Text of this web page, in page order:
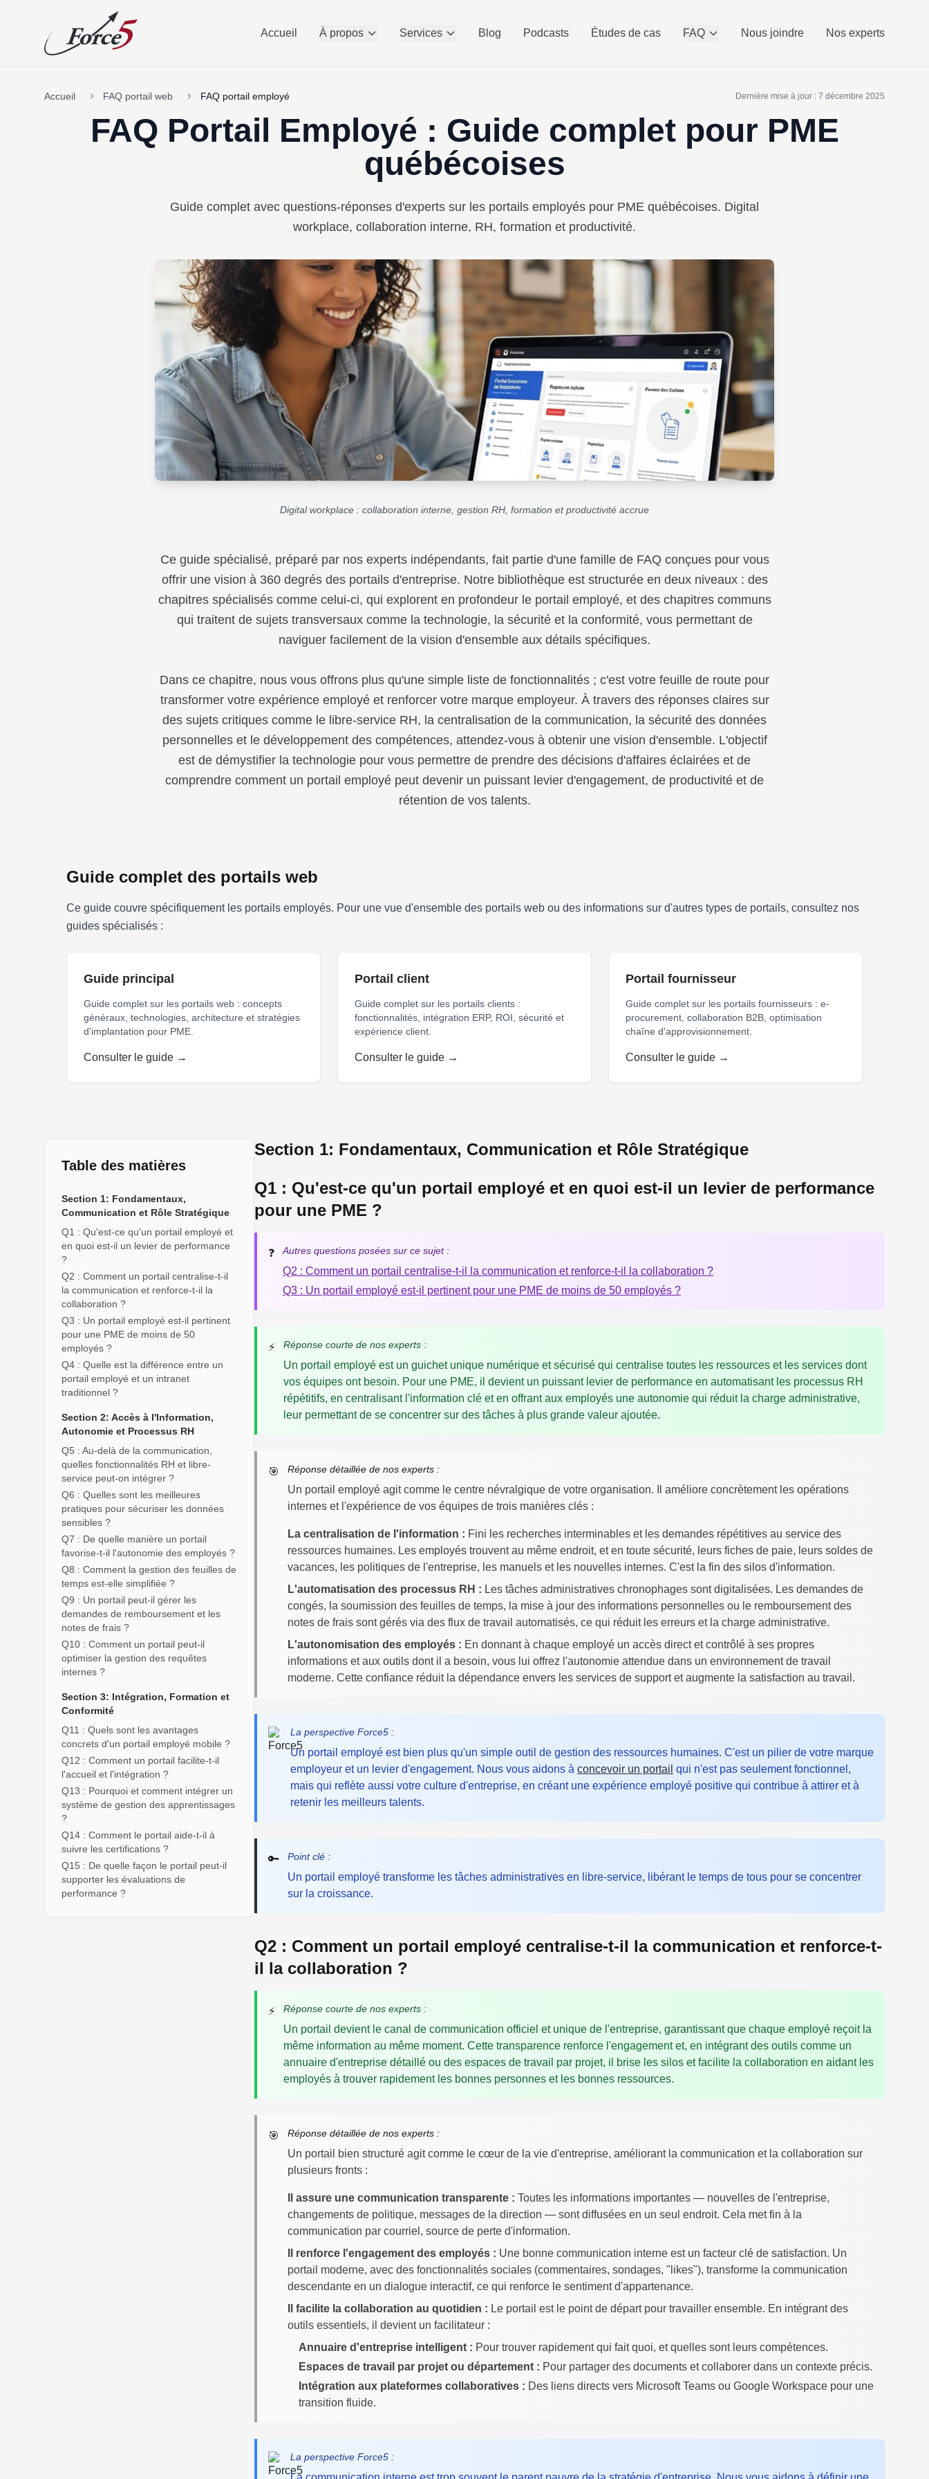
Accueil À propos Services Blog Podcasts Études de cas FAQ Nous joindre Nos experts
Accueil FAQ portail web FAQ portail employé Dernière mise à jour : 7 décembre 2025
FAQ Portail Employé : Guide complet pour PME
québécoises
Guide complet avec questions-réponses d'experts sur les portails employés pour PME québécoises. Digital
workplace, collaboration interne, RH, formation et productivité.
Digital workplace : collaboration interne, gestion RH, formation et productivité accrue
Ce guide spécialisé, préparé par nos experts indépendants, fait partie d'une famille de FAQ conçues pour vous
offrir une vision à 360 degrés des portails d'entreprise. Notre bibliothèque est structurée en deux niveaux : des
chapitres spécialisés comme celui-ci, qui explorent en profondeur le portail employé, et des chapitres communs
qui traitent de sujets transversaux comme la technologie, la sécurité et la conformité, vous permettant de
naviguer facilement de la vision d'ensemble aux détails spécifiques.
Dans ce chapitre, nous vous offrons plus qu'une simple liste de fonctionnalités ; c'est votre feuille de route pour
transformer votre expérience employé et renforcer votre marque employeur. À travers des réponses claires sur
des sujets critiques comme le libre-service RH, la centralisation de la communication, la sécurité des données
personnelles et le développement des compétences, attendez-vous à obtenir une vision d'ensemble. L'objectif
est de démystifier la technologie pour vous permettre de prendre des décisions d'affaires éclairées et de
comprendre comment un portail employé peut devenir un puissant levier d'engagement, de productivité et de
rétention de vos talents.
Guide complet des portails web
Ce guide couvre spécifiquement les portails employés. Pour une vue d'ensemble des portails web ou des informations sur d'autres types de portails, consultez nos
guides spécialisés :
Guide principal
Guide complet sur les portails web : concepts
généraux, technologies, architecture et stratégies
d'implantation pour PME.
Consulter le guide →
Portail client
Guide complet sur les portails clients :
fonctionnalités, intégration ERP, ROI, sécurité et
expérience client.
Consulter le guide →
Portail fournisseur
Guide complet sur les portails fournisseurs : e-
procurement, collaboration B2B, optimisation
chaîne d'approvisionnement.
Consulter le guide →
portail employé PME québécoise digital workplace collaboration interne RH formation productivité gestion ressources humaines
Table des matières
Section 1: Fondamentaux,
Communication et Rôle Stratégique
Q1 : Qu'est-ce qu'un portail employé et
en quoi est-il un levier de performance
?
Q2 : Comment un portail centralise-t-il
la communication et renforce-t-il la
collaboration ?
Q3 : Un portail employé est-il pertinent
pour une PME de moins de 50
employés ?
Q4 : Quelle est la différence entre un
portail employé et un intranet
traditionnel ?
Section 2: Accès à l'Information,
Autonomie et Processus RH
Q5 : Au-delà de la communication,
quelles fonctionnalités RH et libre-
service peut-on intégrer ?
Q6 : Quelles sont les meilleures
pratiques pour sécuriser les données
sensibles ?
Q7 : De quelle manière un portail
favorise-t-il l'autonomie des employés ?
Q8 : Comment la gestion des feuilles de
temps est-elle simplifiée ?
Q9 : Un portail peut-il gérer les
demandes de remboursement et les
notes de frais ?
Q10 : Comment un portail peut-il
optimiser la gestion des requêtes
internes ?
Section 3: Intégration, Formation et
Conformité
Q11 : Quels sont les avantages
concrets d'un portail employé mobile ?
Q12 : Comment un portail facilite-t-il
l'accueil et l'intégration ?
Q13 : Pourquoi et comment intégrer un
système de gestion des apprentissages
?
Q14 : Comment le portail aide-t-il à
suivre les certifications ?
Q15 : De quelle façon le portail peut-il
supporter les évaluations de
performance ?
Section 1: Fondamentaux, Communication et Rôle Stratégique
Q1 : Qu'est-ce qu'un portail employé et en quoi est-il un levier de performance
pour une PME ?
❓ Autres questions posées sur ce sujet :
Q2 : Comment un portail centralise-t-il la communication et renforce-t-il la collaboration ?
Q3 : Un portail employé est-il pertinent pour une PME de moins de 50 employés ?
⚡ Réponse courte de nos experts :
Un portail employé est un guichet unique numérique et sécurisé qui centralise toutes les ressources et les services dont
vos équipes ont besoin. Pour une PME, il devient un puissant levier de performance en automatisant les processus RH
répétitifs, en centralisant l'information clé et en offrant aux employés une autonomie qui réduit la charge administrative,
leur permettant de se concentrer sur des tâches à plus grande valeur ajoutée.
🎯 Réponse détaillée de nos experts :
Un portail employé agit comme le centre névralgique de votre organisation. Il améliore concrètement les opérations
internes et l'expérience de vos équipes de trois manières clés :
La centralisation de l'information : Fini les recherches interminables et les demandes répétitives au service des
ressources humaines. Les employés trouvent au même endroit, et en toute sécurité, leurs fiches de paie, leurs soldes de
vacances, les politiques de l'entreprise, les manuels et les nouvelles internes. C'est la fin des silos d'information.
L'automatisation des processus RH : Les tâches administratives chronophages sont digitalisées. Les demandes de
congés, la soumission des feuilles de temps, la mise à jour des informations personnelles ou le remboursement des
notes de frais sont gérés via des flux de travail automatisés, ce qui réduit les erreurs et la charge administrative.
L'autonomisation des employés : En donnant à chaque employé un accès direct et contrôlé à ses propres
informations et aux outils dont il a besoin, vous lui offrez l'autonomie attendue dans un environnement de travail
moderne. Cette confiance réduit la dépendance envers les services de support et augmente la satisfaction au travail.
La perspective Force5 :
Un portail employé est bien plus qu'un simple outil de gestion des ressources humaines. C'est un pilier de votre marque
employeur et un levier d'engagement. Nous vous aidons à concevoir un portail qui n'est pas seulement fonctionnel,
mais qui reflète aussi votre culture d'entreprise, en créant une expérience employé positive qui contribue à attirer et à
retenir les meilleurs talents.
🔑 Point clé :
Un portail employé transforme les tâches administratives en libre-service, libérant le temps de tous pour se concentrer
sur la croissance.
Q2 : Comment un portail employé centralise-t-il la communication et renforce-t-
il la collaboration ?
⚡ Réponse courte de nos experts :
Un portail devient le canal de communication officiel et unique de l'entreprise, garantissant que chaque employé reçoit la
même information au même moment. Cette transparence renforce l'engagement et, en intégrant des outils comme un
annuaire d'entreprise détaillé ou des espaces de travail par projet, il brise les silos et facilite la collaboration en aidant les
employés à trouver rapidement les bonnes personnes et les bonnes ressources.
🎯 Réponse détaillée de nos experts :
Un portail bien structuré agit comme le cœur de la vie d'entreprise, améliorant la communication et la collaboration sur
plusieurs fronts :
Il assure une communication transparente : Toutes les informations importantes — nouvelles de l'entreprise,
changements de politique, messages de la direction — sont diffusées en un seul endroit. Cela met fin à la
communication par courriel, source de perte d'information.
Il renforce l'engagement des employés : Une bonne communication interne est un facteur clé de satisfaction. Un
portail moderne, avec des fonctionnalités sociales (commentaires, sondages, "likes"), transforme la communication
descendante en un dialogue interactif, ce qui renforce le sentiment d'appartenance.
Il facilite la collaboration au quotidien : Le portail est le point de départ pour travailler ensemble. En intégrant des
outils essentiels, il devient un facilitateur :
Annuaire d'entreprise intelligent : Pour trouver rapidement qui fait quoi, et quelles sont leurs compétences.
Espaces de travail par projet ou département : Pour partager des documents et collaborer dans un contexte précis.
Intégration aux plateformes collaboratives : Des liens directs vers Microsoft Teams ou Google Workspace pour une
transition fluide.
La perspective Force5 :